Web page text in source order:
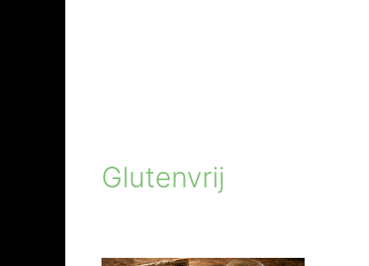
Glutenvrij